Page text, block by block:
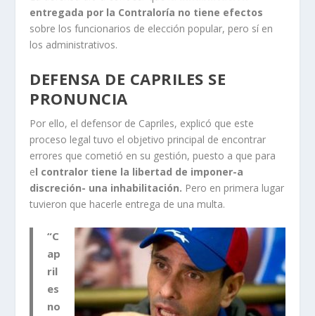
entregada por la Contraloría no tiene efectos
sobre los funcionarios de elección popular, pero sí en
los administrativos.
DEFENSA DE CAPRILES SE
PRONUNCIA
Por ello, el defensor de Capriles, explicó que este
proceso legal tuvo el objetivo principal de encontrar
errores que cometió en su gestión, puesto a que para
el contralor tiene la libertad de imponer-a
discreción- una inhabilitación. Pero en primera lugar
tuvieron que hacerle entrega de una multa.
“C
ap
ril
es
no